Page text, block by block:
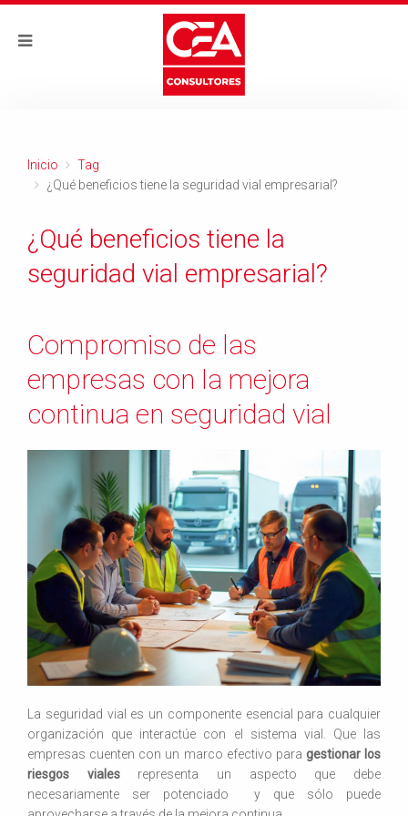
Inicio
Tag
¿Qué beneficios tiene la seguridad vial empresarial?
¿Qué beneficios tiene la
seguridad vial empresarial?
Compromiso de las
empresas con la mejora
continua en seguridad vial
La seguridad vial es un componente esencial para cualquier
organización que interactúe con el sistema vial. Que las
empresas cuenten con un marco efectivo para gestionar los
riesgos vialesrepresenta un aspecto que debe
necesariamente ser potenciado y que sólo puede